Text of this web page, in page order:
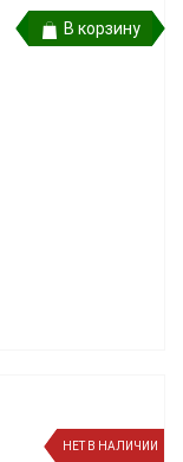
В корзину
НЕТ В НАЛИЧИИ